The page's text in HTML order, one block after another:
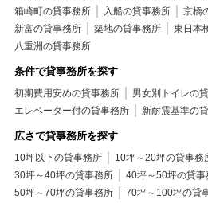
箱崎町の貸事務所
入船の貸事務所 京橋
新富の貸事務所
築地の貸事務所 東日本
八重洲の貸事務所
条件で貸事務所を探す
初期費用安めの貸事務所
男女別トイレの
エレベーター付の貸事務所
新耐震基準の
広さで貸事務所を探す
10坪以下の貸事務所 10坪～20坪の貸事務
30坪～40坪の貸事務所
40坪～50坪の貸事
50坪～70坪の貸事務所
70坪～100坪の貸